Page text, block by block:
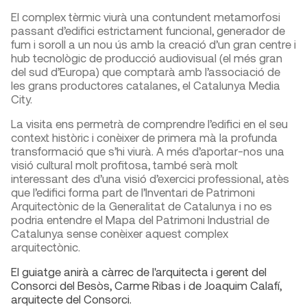
El complex tèrmic viurà una contundent metamorfosi
passant d’edifici estrictament funcional, generador de
fum i soroll a un nou ús amb la creació d’un gran centre i
hub tecnològic de producció audiovisual (el més gran
del sud d’Europa) que comptarà amb l’associació de
les grans productores catalanes, el Catalunya Media
City.
La visita ens permetrà de comprendre l’edifici en el seu
context històric i conèixer de primera mà la profunda
transformació que s’hi viurà. A més d’aportar-nos una
visió cultural molt profitosa, també serà molt
interessant des d’una visió d’exercici professional, atès
que l’edifici forma part de l’Inventari de Patrimoni
Arquitectònic de la Generalitat de Catalunya i no es
podria entendre el Mapa del Patrimoni Industrial de
Catalunya sense conèixer aquest complex
arquitectònic.
El guiatge anirà a càrrec de l'arquitecta i gerent del
Consorci del Besòs, Carme Ribas i de Joaquim Calafí,
arquitecte del Consorci.